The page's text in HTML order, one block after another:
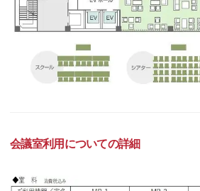
会議室利用についての詳細